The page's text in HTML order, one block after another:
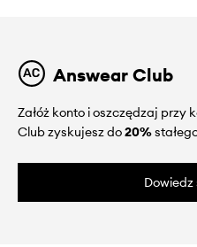
Answear Club
Załóż konto i oszczędzaj przy
Club zyskujesz do20%
Dowiedz